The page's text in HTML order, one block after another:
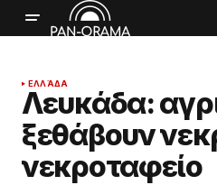
ΕΛΛΆΔΑ
Λευκάδα:
ξεθάβουν
νεκροταφείο